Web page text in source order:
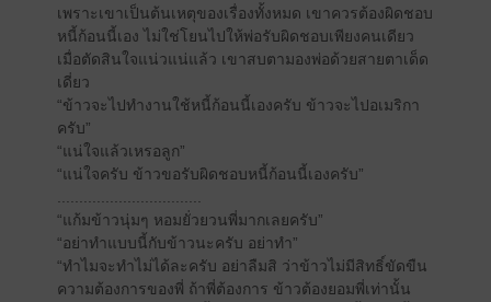
เพราะเขาเป็นต้นเหตุของเรื่องทั้งหมด เขาควรต้องผิดชอบ
หนี้ก้อนนี้เอง ไม่ใช่โยนไปให้พ่อรับผิดชอบเพียงคนเดียว
เมื่อตัดสินใจแน่วแน่แล้ว เขาสบตามองพ่อด้วยสายตาเด็ด
เดี่ยว
“ข้าวจะไปทำงานใช้หนี้ก้อนนี้เองครับ ข้าวจะไปอเมริกา
ครับ”
“แน่ใจแล้วเหรอลูก”
“แน่ใจครับ ข้าวขอรับผิดชอบหนี้ก้อนนี้เองครับ”
“แก้มข้าวนุ่มๆ หอมยั่วยวนพี่มากเลยครับ”
“อย่าทำแบบนี้กับข้าวนะครับ อย่าทำ”
“ทำไมจะทำไม่ได้ละครับ อย่าลืมสิ ว่าข้าวไม่มีสิทธิ์ขัดขืน
ความต้องการของพี่ ถ้าพี่ต้องการ ข้าวต้องยอมพี่เท่านั้น